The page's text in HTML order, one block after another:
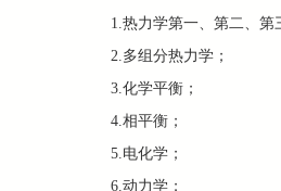
1.热力学第一、第二、第
2.多组分热力学；
3.化学平衡；
4.相平衡；
5.电化学；
6.动力学；